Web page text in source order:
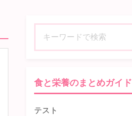
食と栄養のまとめガイド
テスト